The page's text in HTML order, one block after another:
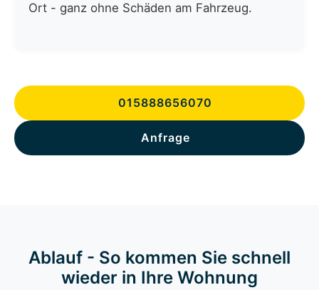
Ort - ganz ohne Schäden am Fahrzeug.
015888656070
Anfrage
Ablauf - So kommen Sie schnell
wieder in Ihre Wohnung